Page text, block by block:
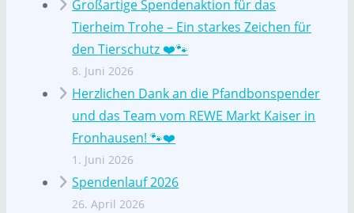
Großartige Spendenaktion für das
Tierheim Trohe – Ein starkes Zeichen für
den Tierschutz ❤️🐾
8. Juni 2026
Herzlichen Dank an die Pfandbonspender
und das Team vom REWE Markt Kaiser in
Fronhausen! 🐾❤️
1. Juni 2026
Spendenlauf 2026
26. April 2026